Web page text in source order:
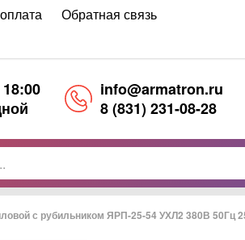
Обратная связь
info@armatron.ru
8 (831) 231-08-28
с рубильником ЯРП-25-54 УХЛ2 380В 50Гц